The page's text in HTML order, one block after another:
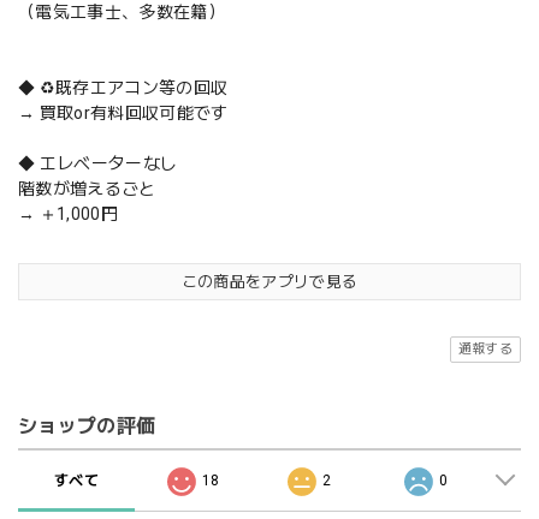
（電気工事士、多数在籍）
◆ ♻️既存エアコン等の回収
→ 買取or有料回収可能です
◆ エレベーターなし
階数が増えるごと
→ ＋1,000円
この商品をアプリで見る
通報する
ショップの評価
すべて 18 2 0